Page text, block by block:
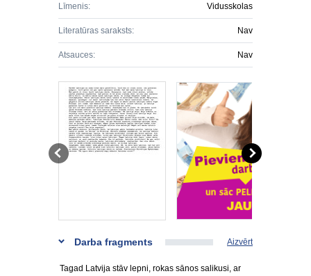
Līmenis: Vidusskolas
Literatūras saraksts: Nav
Atsauces: Nav
Darba fragments Aizvērt
Tagad Latvija stāv lepni, rokas sānos salikusi, ar